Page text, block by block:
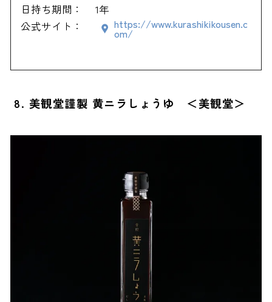
日持ち期間：
1年
公式サイト：
https://www.kurashikikousen.c
om/
8. 美観堂謹製 黄ニラしょうゆ ＜美観堂＞